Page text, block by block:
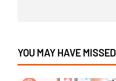
YOU MAY HAVE MISSED